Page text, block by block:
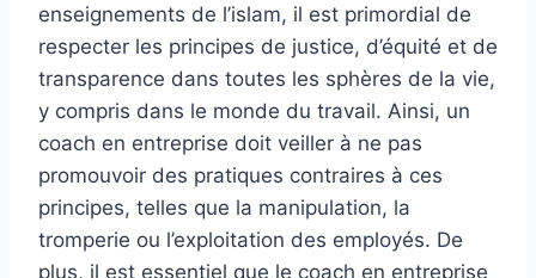
enseignements de l’islam, il est primordial de
respecter les principes de justice, d’équité et de
transparence dans toutes les sphères de la vie,
y compris dans le monde du travail. Ainsi, un
coach en entreprise doit veiller à ne pas
promouvoir des pratiques contraires à ces
principes, telles que la manipulation, la
tromperie ou l’exploitation des employés. De
plus, il est essentiel que le coach en entreprise